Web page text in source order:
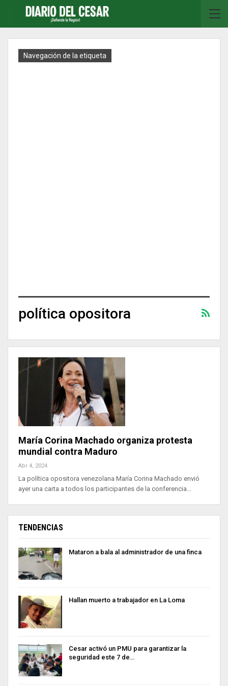
Navegación de la etiqueta
política opositora
María Corina Machado organiza protesta
mundial contra Maduro
Abr 4, 2024
La política opositora venezolana María Corina Machado envió
ayer una carta a todos los participantes de la conferencia…
TENDENCIAS
Mataron a bala al administrador de una finca
Hallan muerto a trabajador en La Loma
Cesar activó un PMU para garantizar la
seguridad este 7 de…